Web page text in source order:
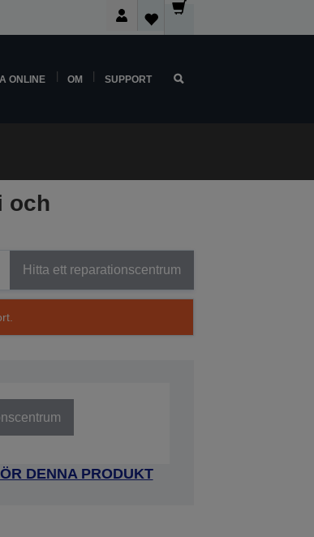
ONLINE OM SUPPORT
och
Hitta ett reparationscentrum
DENNA PRODUKT